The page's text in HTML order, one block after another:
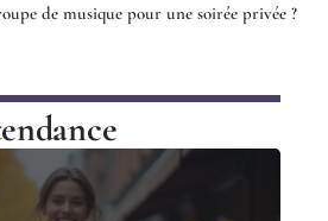
de musique pour une soirée privée ?